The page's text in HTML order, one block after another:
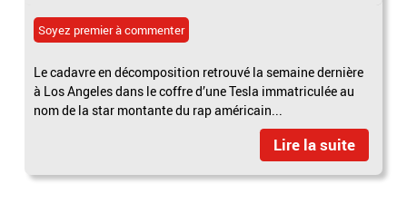
Soyez premier à commenter
Le cadavre en décomposition retrouvé la semaine dernière
à Los Angeles dans le coffre d’une Tesla immatriculée au
nom de la star montante du rap américain...
Lire la suite